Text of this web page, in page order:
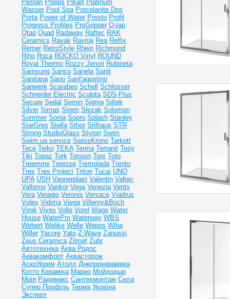
Pestan Philips Pikart Platinum
Wasser Pool Spa Porcelanite Dos
Porta Power of Water Presto Profil
Progress Profiles ProGripper Q-tap
Qtap Quad Radaway Raftec RAK
Ceramics Ravak Raviraj Rea Relfix
Remer RetroStyle Rhein Richmond
Riho Roca ROCKO Vinyl ROUND
Royal Thermo Rozzy Jenori Rubineta
Samsung Sanco Sanela Sanit
Sanitana Sano Sant'agostino
Sanwerk Scarabeo Schell
Schlosser
Schneider Electric Sculpta SDS-Plus
Secure Sedal Semin Sigma Siltek
Silver Simas Sirem Slezak Solomon
Sommer Sonia Sopro Splash Stanley
StarGres Stella Sthor Stilhaus STR
Strong StudioGlass Styron Swim
Swim.ua service SwissKrono Tarkett
Tece Teiko TEKA Terma Terranit Tesy
Tiki Topaz Tork Torsion Torx Toto
Treemme Treesse Tremolada Trento
Tres Tres Project Triton Tucai UNO
UPA USH Vagnerplast Valentin Valtec
Valtemo Vankor Vega Venezia Vents
Vera Veragio Veronis Versace Viadrus
Videx Vidima Viega Villeroy&Boch
Virok Vives Volle Vorel Wago Water
House WaterPro Waterway WBS
Webert Welike Welle Wepos Wiha
Willer Yacore Yato Z-Wave Zanussi
Zeus Ceramica Zilmet Zubr
Автотехніка Аква Родос
Аквакомфорт Аквасторож
АскоУкрем Атолл Днепрокерамика
Котто Кераміка Марио Мойдодыр
Мрія Радимакс Сантехмонтаж Сила
Супер Профіль Терма Україна
Эксперт